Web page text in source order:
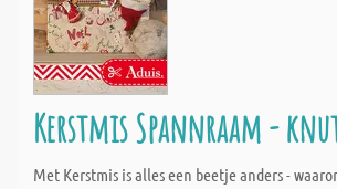
Kerstmis Spannraam -
Met Kerstmis is alles een beetje anders -